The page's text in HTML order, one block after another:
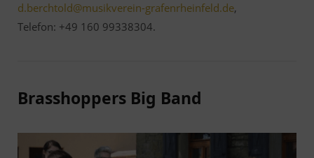
d.berchtold@musikverein-grafenrheinfeld.de,
Telefon: +49 160 99338304.
Brasshoppers Big Band